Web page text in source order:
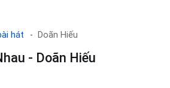
hát Doãn Hiếu
- Doãn Hiếu